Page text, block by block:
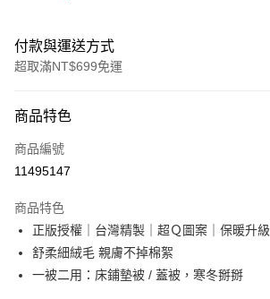
付款與運送方式
超取滿NT$699免運
信用卡一次付款
超商取貨付款
Apple Pay
街口支付
商品特色
商品編號
11495147
商品特色
正版授權｜台灣精製｜超Ｑ圖案｜保暖升級
舒柔細絨毛 親膚不掉棉絮
一被二用：床鋪墊被 / 蓋被，寒冬掰掰